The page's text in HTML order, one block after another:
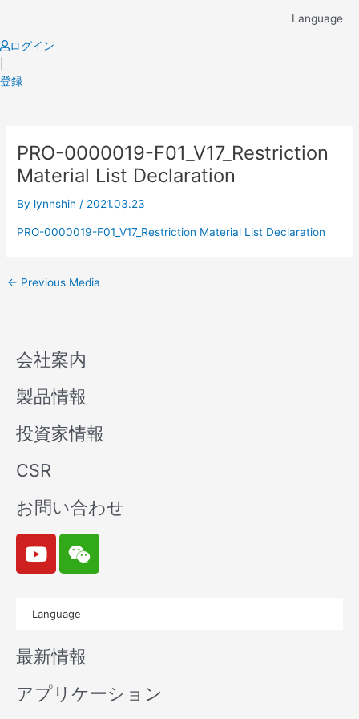
content
Language
ログイン
登録
PRO-0000019-F01_V17_Restriction
Material List Declaration
By lynnshih / 2021.03.23
PRO-0000019-F01_V17_Restriction Material List Declaration
navigation
← Previous Media
会社案内
製品情報
投資家情報
CSR
お問い合わせ
Y
o
u
b
e
W
e
i
n
Language
最新情報
アプリケーション